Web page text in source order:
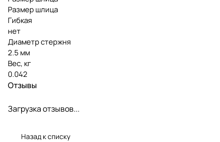
Размер шлица
Гибкая
нет
Диаметр стержня
2.5 мм
Вес, кг
0.042
Отзывы
Загрузка отзывов...
Назад к списку